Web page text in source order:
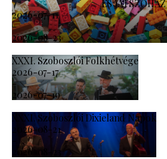
ÉS JÁTSZÓHÁZ
2026-07-11
-
2026-08-23
XXXI. Szoboszlói Folkhétvége
2026-07-17
-
2026-07-19
XXXI. Szoboszlói Dixieland Napok
2026-08-21
-
2026-08-23